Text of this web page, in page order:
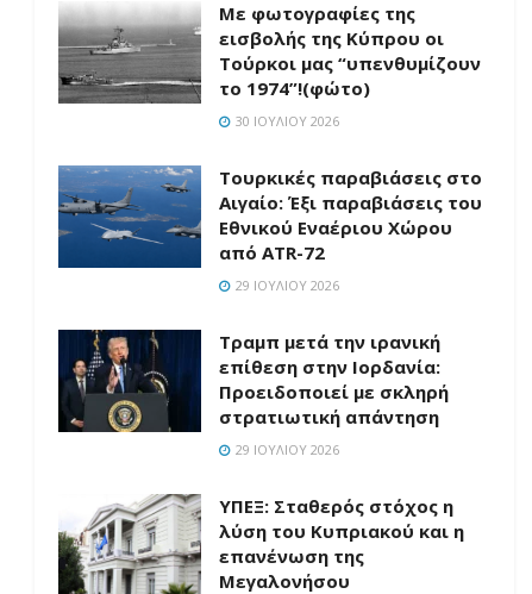
Με φωτογραφίες της
εισβολής της Κύπρου οι
Τούρκοι μας “υπενθυμίζουν
το 1974”!(φώτο)
30 ΙΟΥΛΊΟΥ 2026
Τουρκικές παραβιάσεις στο
Αιγαίο: Έξι παραβιάσεις του
Εθνικού Εναέριου Χώρου
από ATR-72
29 ΙΟΥΛΊΟΥ 2026
Τραμπ μετά την ιρανική
επίθεση στην Ιορδανία:
Προειδοποιεί με σκληρή
στρατιωτική απάντηση
29 ΙΟΥΛΊΟΥ 2026
ΥΠΕΞ: Σταθερός στόχος η
λύση του Κυπριακού και η
επανένωση της
Μεγαλονήσου